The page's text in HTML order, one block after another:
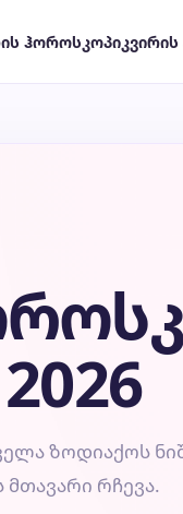
ჰოროსკოპი
ზოდიაქოს
მთავარი რჩევა.